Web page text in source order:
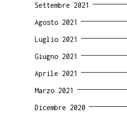
Settembre 2021
Agosto 2021
Luglio 2021
Giugno 2021
Aprile 2021
Marzo 2021
Dicembre 2020